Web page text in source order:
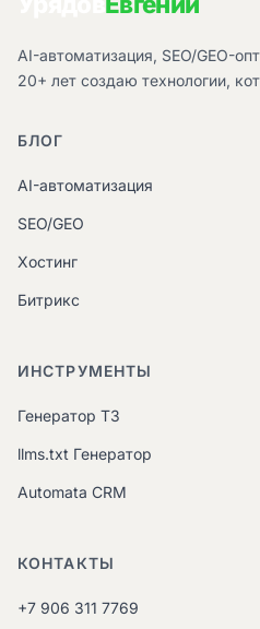
AI-автоматизация, SEO/GEO-
20+ лет создаю технологии,
БЛОГ
AI-автоматизация
SEO/GEO
Хостинг
Битрикс
ИНСТРУМЕНТЫ
Генератор ТЗ
llms.txt Генератор
Automata CRM
КОНТАКТЫ
+7 906 311 7769